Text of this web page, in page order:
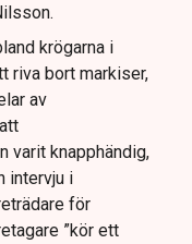
krögarna i
riva bort markiser,
av
varit knapphändig,
intervju i
för
”kör ett